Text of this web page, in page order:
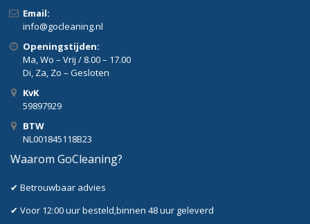
Email:
info@gocleaning.nl
Openingstijden:
Ma, Wo – Vrij / 8.00 – 17.00
Di, Za, Zo – Gesloten
KvK
59897929
BTW
NL001845118B23
Waarom GoCleaning?
✔ Betrouwbaar advies
✔ Voor 12:00 uur besteld,binnen 48 uur geleverd